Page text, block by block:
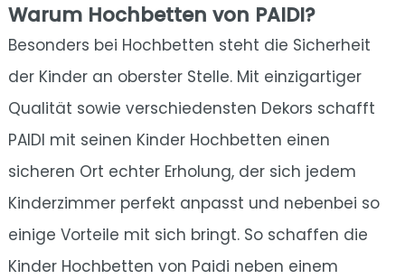
Warum Hochbetten von PAIDI?
Besonders bei Hochbetten steht die Sicherheit
der Kinder an oberster Stelle. Mit einzigartiger
Qualität sowie verschiedensten Dekors schafft
PAIDI mit seinen Kinder Hochbetten einen
sicheren Ort echter Erholung, der sich jedem
Kinderzimmer perfekt anpasst und nebenbei so
einige Vorteile mit sich bringt. So schaffen die
Kinder Hochbetten von Paidi neben einem